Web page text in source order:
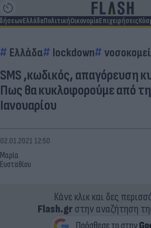
ΕλλάδαΠολιτικήΟικονομίαΕπιχειρήσεις
Ελλάδα lockdown
SMS ,κωδικός, απαγόρευση
Πως θα κυκλοφορούμε από
Ιανουαρίου
Μαρία
Ευσταθίου
02.01.2021 12:50
Κάνε κλικ και δες
Flash.grστην αναζήτηση